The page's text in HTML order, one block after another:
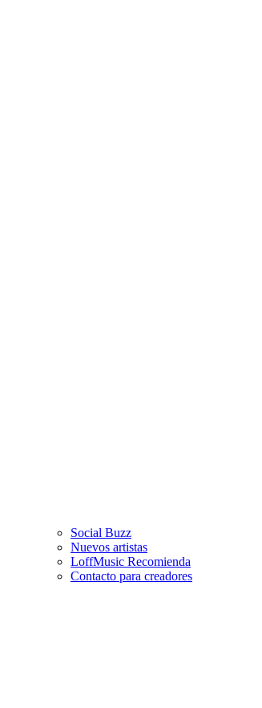
Social Buzz
Nuevos artistas
LoffMusic Recomienda
Contacto para creadores